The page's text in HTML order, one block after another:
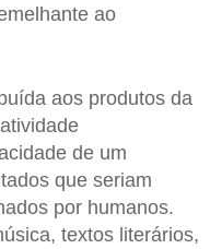
ao
aos produtos da
de um
que seriam
por humanos.
textos literários,